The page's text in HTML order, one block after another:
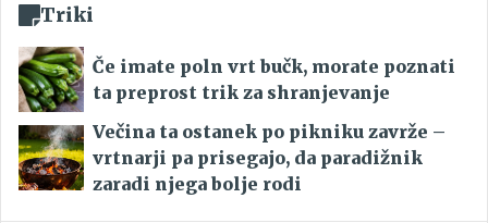
Triki
Če imate poln vrt bučk, morate poznati
ta preprost trik za shranjevanje
Večina ta ostanek po pikniku zavrže –
vrtnarji pa prisegajo, da paradižnik
zaradi njega bolje rodi